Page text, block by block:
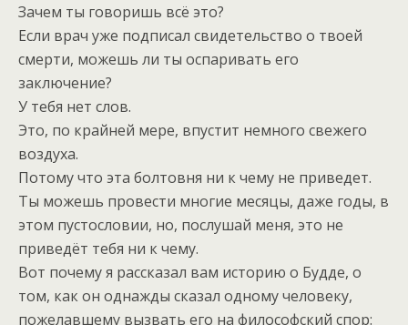
Зачем ты говоришь всё это?
Если врач уже подписал свидетельство о твоей
смерти, можешь ли ты оспаривать его
заключение?
У тебя нет слов.
Это, по крайней мере, впустит немного свежего
воздуха.
Потому что эта болтовня ни к чему не приведет.
Ты можешь провести многие месяцы, даже годы, в
этом пустословии, но, послушай меня, это не
приведёт тебя ни к чему.
Вот почему я рассказал вам историю о Будде, о
том, как он однажды сказал одному человеку,
пожелавшему вызвать его на философский спор: